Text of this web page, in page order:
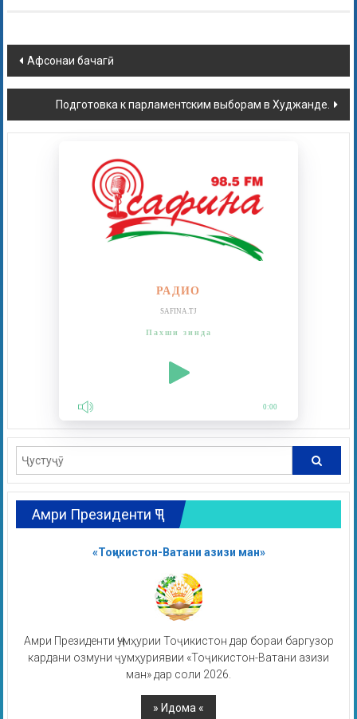
Афсонаи бачагӣ.
Подготовка к парламентским выборам в Худжанде.
РАДИО
SAFINA.TJ
Пахши зинда
0:00
Амри Президенти ҶТ
«Тоҷикистон-Ватани азизи ман»
Амри Президенти Ҷумҳурии Тоҷикистон дар бораи баргузор
кардани озмуни ҷумҳуриявии «Тоҷикистон-Ватани азизи
ман» дар соли 2026.